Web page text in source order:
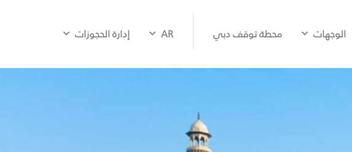
الوجهات محطة توقف دبي AR إدارة الحجوزات